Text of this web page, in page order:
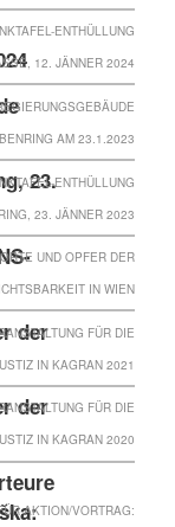
ENTHÜLLUNG
12. JÄNNER 2024
AM 23.1.2023
23.ENTHÜLLUNG
23. JÄNNER 2023
UND OPFER DER
IN WIEN
der
FÜR DIE
IN KAGRAN 2021
der
FÜR DIE
IN KAGRAN 2020
AKTION/VORTRAG: